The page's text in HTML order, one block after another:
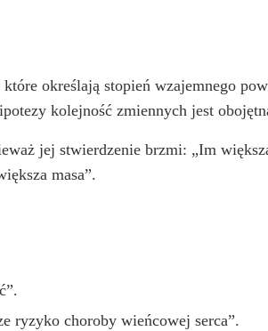
określają stopień wzajemnego
kolejność zmiennych jest
jej stwierdzenie brzmi: „Im
masa”.
ryzyko choroby wieńcowej serca”.